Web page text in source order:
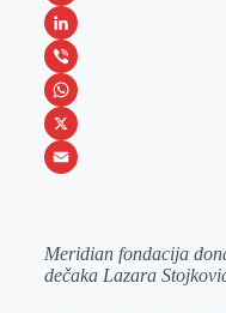
a
c
e
b
o
M
e
s
s
e
e
L
i
n
k
I
V
i
b
W
h
s
X
a
Meridian fondacija
dečaka Lazara